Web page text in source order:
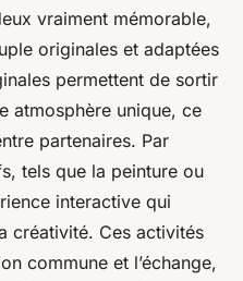
vraiment mémorable,
originales et adaptées
permettent de sortir
atmosphère unique, ce
partenaires. Par
tels que la peinture ou
interactive qui
créativité. Ces activités
commune et l’échange,